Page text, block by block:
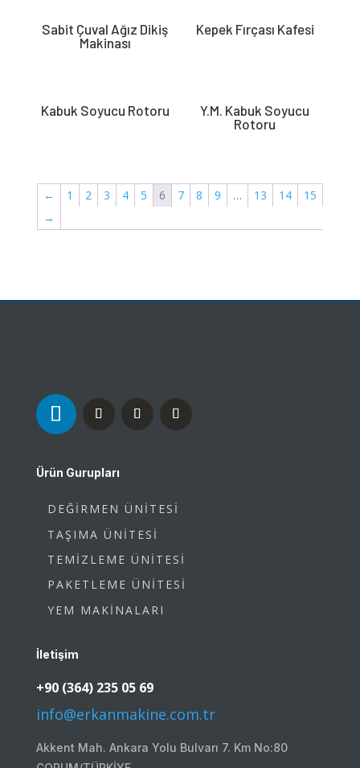
Sabit Çuval Ağız Dikiş
Makinası
Kepek Fırçası Kafesi
Kabuk Soyucu Rotoru
Y.M. Kabuk Soyucu
Rotoru
← 1 2 3 4 5 6 7 8 9 … 13 14
15
→
Ürün Gurupları
DEĞİRMEN ÜNİTESİ
TAŞIMA ÜNİTESİ
TEMİZLEME ÜNİTESİ
PAKETLEME ÜNİTESİ
YEM MAKİNALARI
İletişim
+90 (364) 235 05 69
info@erkanmakine.com.tr
Akkent Mah. Ankara Yolu Bulvarı 7. Km No:80